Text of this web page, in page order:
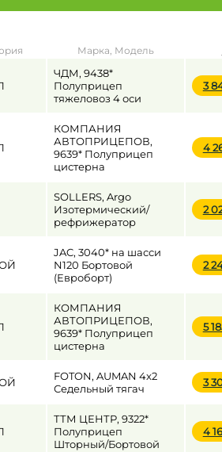
до
до
Марка, Модель
ЧДМ, 9438*
Полуприцеп
тяжеловоз 4 оси
3
КОМПАНИЯ
АВТОПРИЦЕПОВ,
9639* Полуприцеп
цистерна
4
SOLLERS, Argo
Изотермический/
рефрижератор
2
JAC, 3040* на шасси
N120 Бортовой
(Евроборт)
2
КОМПАНИЯ
АВТОПРИЦЕПОВ,
9639* Полуприцеп
цистерна
5
FOTON, AUMAN 4x2
Седельный тягач
3
ТТМ ЦЕНТР, 9322*
Полуприцеп
Шторный/Бортовой
4